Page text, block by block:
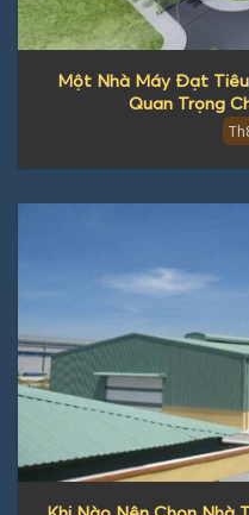
Một Nhà Máy Đạt Tiêu
Quan Trọng